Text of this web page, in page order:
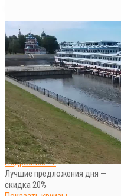
ОНЛАЙН бронирование круизов
на сайте
Подобрать круиз →
Скидки и спецпредложения на
круизы от ПАРОМЫ.РУ
Подробнее →
Лучшие предложения дня —
скидка 20%